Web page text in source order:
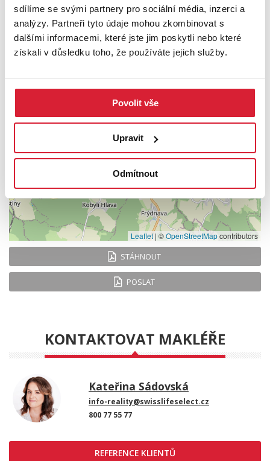
sdílíme se svými partnery pro sociální média, inzerci a
analýzy. Partneři tyto údaje mohou zkombinovat s
dalšími informacemi, které jste jim poskytli nebo které
získali v důsledku toho, že používáte jejich služby.
Povolit vše
Upravit
Odmítnout
UMÍSTĚNÍ OBJEKTU
+
Leaflet | ©OpenStreetMapcontributors
STÁHNOUT
POSLAT
KONTAKTOVAT MAKLÉŘE
Kateřina Sádovská
info-reality@swisslifeselect.cz
800 77 55 77
REFERENCE KLIENTŮ